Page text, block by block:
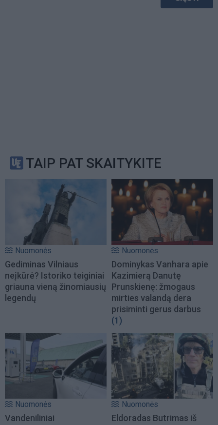
TAIP PAT SKAITYKITE
Nuomonės
Gediminas Vilniaus
neįkūrė? Istoriko teiginiai
griauna vieną žinomiausių
legendų
Nuomonės
Dominykas Vanhara apie
Kazimierą Danutę
Prunskienę: žmogaus
mirties valandą dera
prisiminti gerus darbus
(1)
Nuomonės
Vandeniliniai
Nuomonės
Eldoradas Butrimas iš